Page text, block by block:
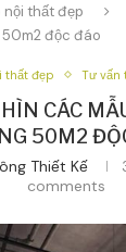
nội thất đẹp
50m2 độc đáo
thất đẹp Tư vấn
CÁC
50M2
Thiết Kế
comments